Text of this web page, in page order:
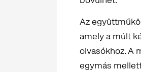
Az
amely a múlt
olvasókhoz. A
egymás